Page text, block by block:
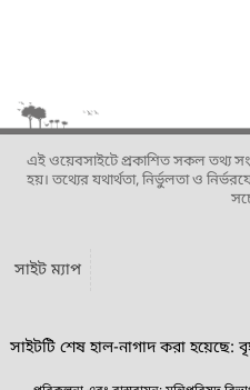
এই ওয়েবসাইটে প্রকাশিত সকল তথ্য
হয়। তথ্যের যথার্থতা, নির্ভুলতা ও
সাইট ম্যাপ
সাইটটি শেষ হাল-নাগাদ করা